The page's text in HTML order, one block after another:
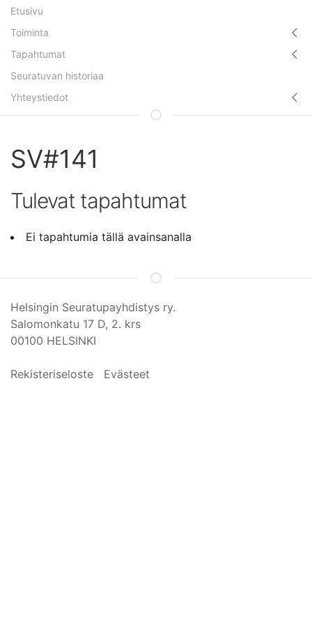
Etusivu
Toiminta
Tapahtumat
Seuratuvan historiaa
Yhteystiedot
SV#141
Tulevat tapahtumat
Ei tapahtumia tällä avainsanalla
Helsingin Seuratupayhdistys ry.
Salomonkatu 17 D, 2. krs
00100 HELSINKI
Rekisteriseloste Evästeet